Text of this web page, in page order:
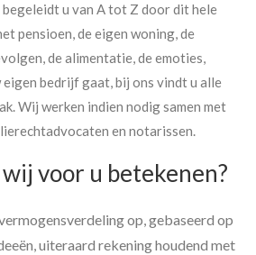
begeleidt u van A tot Z door dit hele
pensioen, de eigen woning, de
de alimentatie, de emoties,
eigen bedrijf gaat, bij ons vindt u alle
Wij werken indien nodig samen met
en notarissen.
voor u betekenen?
op, gebaseerd op
uiteraard rekening houdend met